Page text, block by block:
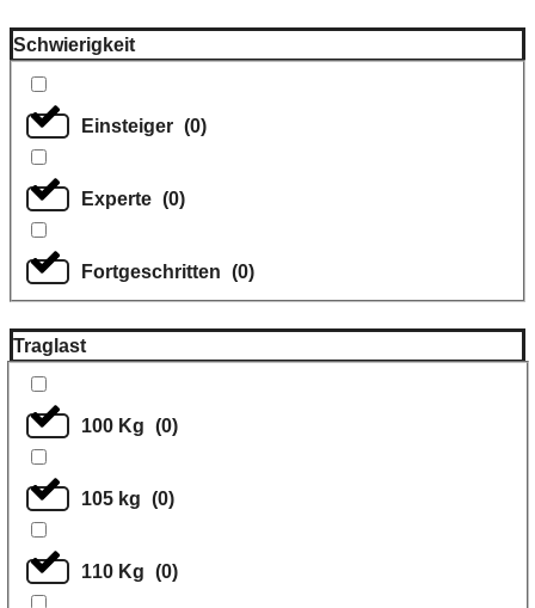
Schwierigkeit
Einsteiger (0)
Experte (0)
Fortgeschritten (0)
Traglast
100 Kg (0)
105 kg (0)
110 Kg (0)